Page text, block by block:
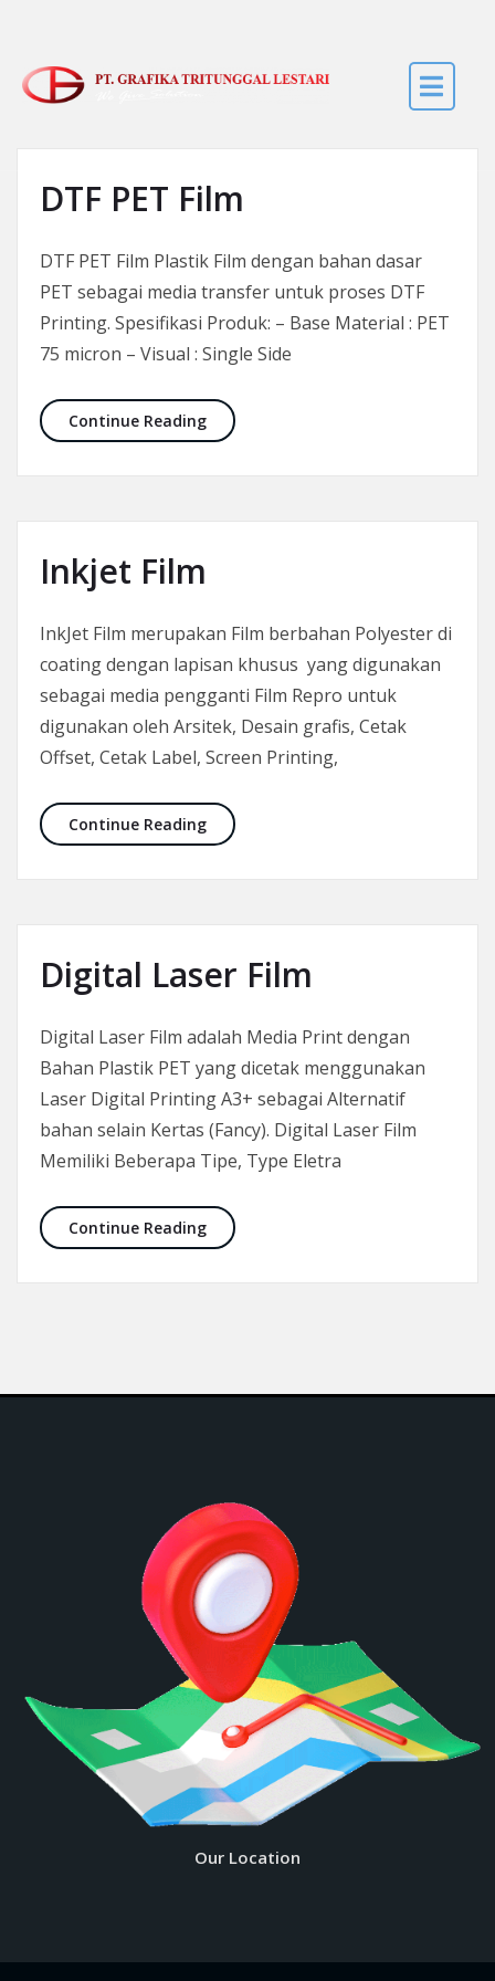
DTF PET Film
DTF PET Film Plastik Film dengan bahan dasar
PET sebagai media transfer untuk proses DTF
Printing. Spesifikasi Produk: – Base Material : PET
75 micron – Visual : Single Side
Continue ReadingDTF PET Film
Inkjet Film
InkJet Film merupakan Film berbahan Polyester di
coating dengan lapisan khusus yang digunakan
sebagai media pengganti Film Repro untuk
digunakan oleh Arsitek, Desain grafis, Cetak
Offset, Cetak Label, Screen Printing,
Continue ReadingInkjet Film
Digital Laser Film
Digital Laser Film adalah Media Print dengan
Bahan Plastik PET yang dicetak menggunakan
Laser Digital Printing A3+ sebagai Alternatif
bahan selain Kertas (Fancy). Digital Laser Film
Memiliki Beberapa Tipe, Type Eletra
Continue ReadingDigital Laser Film
Our Location